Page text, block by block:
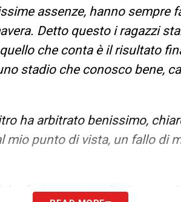
assenze, hanno sempre
Detto questo i ragazzi
che conta è il risultato
stadio che conosco bene,
ha arbitrato benissimo,
mio punto di vista, un fallo di
ha fatto una grandissima